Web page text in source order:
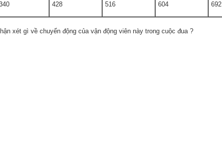
428 516 604 692
xét gì về chuyển động của vận động viên này trong cuộc đua ?